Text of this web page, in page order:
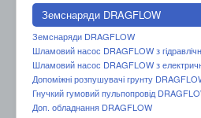
Земснаряди DRAGFLOW
Земснаряди DRAGFLOW
Шламовий насос DRAGFLOW з
Шламовий насос DRAGFLOW з
Допоміжні розпушувачі грунту
Гнучкий гумовий пульпопровід
Доп. обладнання DRAGFLOW